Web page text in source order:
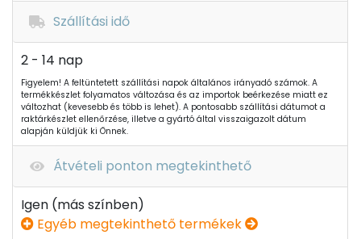
Szállítási idő
2 - 14 nap
Figyelem! A feltüntetett szállítási napok általános irányadó számok. A
termékkészlet folyamatos változása és az importok beérkezése miatt ez
változhat (kevesebb és több is lehet). A pontosabb szállítási dátumot a
raktárkészlet ellenőrzése, illetve a gyártó által visszaigazolt dátum
alapján küldjük ki Önnek.
Átvételi ponton megtekinthető
Igen (más színben)
Egyéb megtekinthető termékek